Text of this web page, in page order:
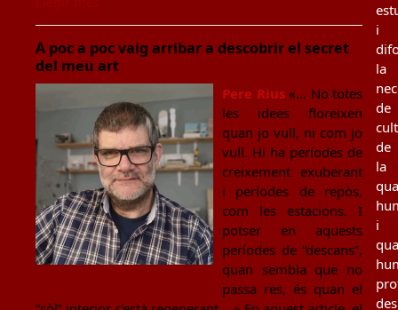
A poc a poc vaig arribar a descobrir el secret
del meu art
Pere Rius«... No totes
les idees floreixen
quan jo vull, ni com jo
vull. Hi ha períodes de
creixement exuberant
i períodes de repòs,
com les estacions. I
potser en aquests
períodes de “descans”,
quan sembla que no
passa res, és quan el
i
la
de
de
la
i
des